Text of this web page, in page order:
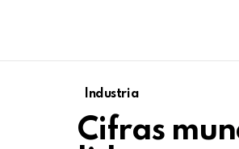
Industria
Cifras